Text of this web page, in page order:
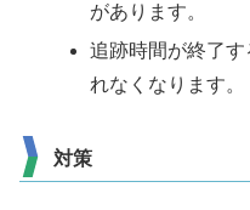
があります。
追跡時間が終了
れなくなります。
対策